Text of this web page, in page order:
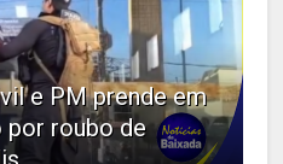
e PM prende em
roubo de